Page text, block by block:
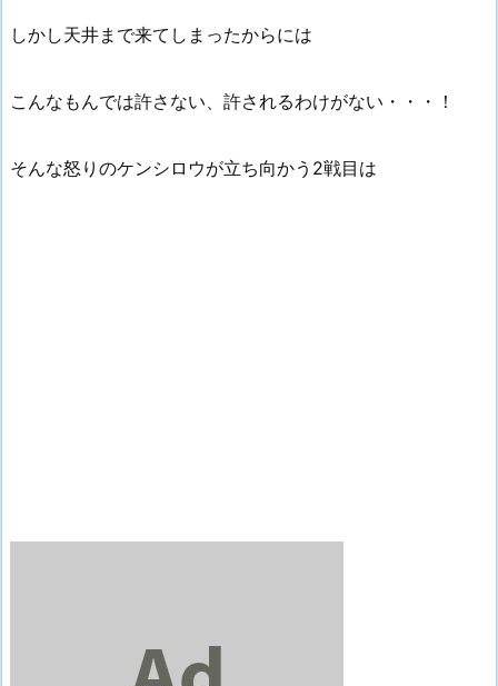
しかし天井まで来てしまったからには
こんなもんでは許さない、許されるわけがない・・・！
そんな怒りのケンシロウが立ち向かう2戦目は